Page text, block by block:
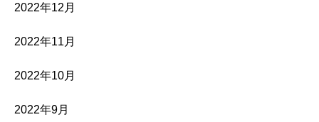
2022年12月
2022年11月
2022年10月
2022年9月